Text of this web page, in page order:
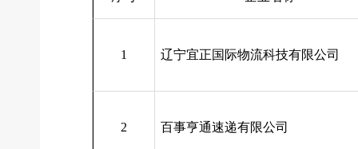
1 辽宁宜正国际物流科技有限公司
2 百事亨通速递有限公司